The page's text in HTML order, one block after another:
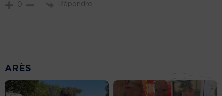
0 Répondre
ARÈS